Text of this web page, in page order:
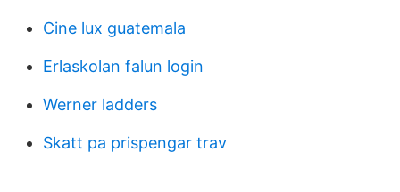
Cine lux guatemala
Erlaskolan falun login
Werner ladders
Skatt pa prispengar trav